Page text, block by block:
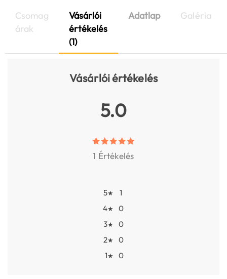
Csomag
árak
Vásárlói
értékelés
(1)
Adatlap Galéria
Vásárlói értékelés
5.0
1 Értékelés
5★
1
4★
0
3★
0
2★
0
1★ 0